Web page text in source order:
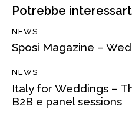
Potrebbe
NEWS
Sposi Magazine –
NEWS
Italy for Weddings –
B2B e panel sessions